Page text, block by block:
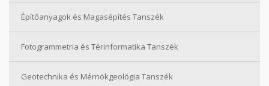
Építőanyagok és Magasépítés Tanszék
Fotogrammetria és Térinformatika Tanszék
Geotechnika és Mérnökgeológia Tanszék